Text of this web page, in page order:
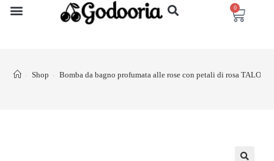
0
> Shop > Bomba da bagno profumata alle rose con petali di rosa TALOKA